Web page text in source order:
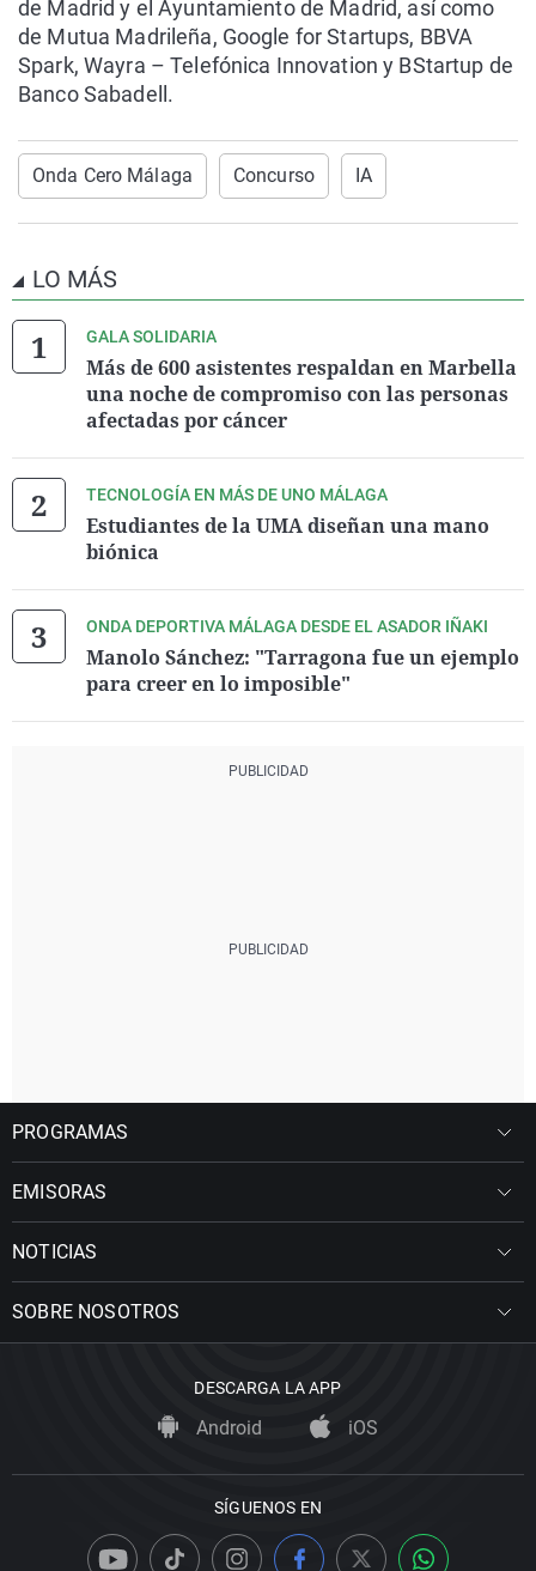
de Madrid y el Ayuntamiento de Madrid, así como
de Mutua Madrileña, Google for Startups, BBVA
Spark, Wayra – Telefónica Innovation y BStartup de
Banco Sabadell.
Onda Cero Málaga Concurso IA
LO MÁS
GALA SOLIDARIA
Más de 600 asistentes respaldan en Marbella
una noche de compromiso con las personas
afectadas por cáncer
TECNOLOGÍA EN MÁS DE UNO MÁLAGA
Estudiantes de la UMA diseñan una mano
biónica
ONDA DEPORTIVA MÁLAGA DESDE EL ASADOR IÑAKI
Manolo Sánchez: "Tarragona fue un ejemplo
para creer en lo imposible"
PROGRAMAS
EMISORAS
NOTICIAS
SOBRE NOSOTROS
DESCARGA LA APP
Android iOS
SÍGUENOS EN